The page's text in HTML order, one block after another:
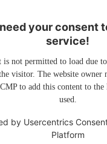
your consent
service!
is not permitted to load due
visitor. The website owner
to add this content to the
used.
by Usercentrics
Platform